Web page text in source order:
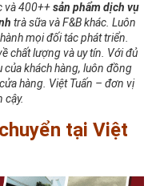
và 400++sản phẩm dịch vụ
trà sữa và F&B khác. Luôn
mọi đối tác phát triển.
chất lượng và uy tín. Với đủ
khách hàng, luôn đồng
hàng. Việt Tuấn – đơn vị
cậy.
tại Việt